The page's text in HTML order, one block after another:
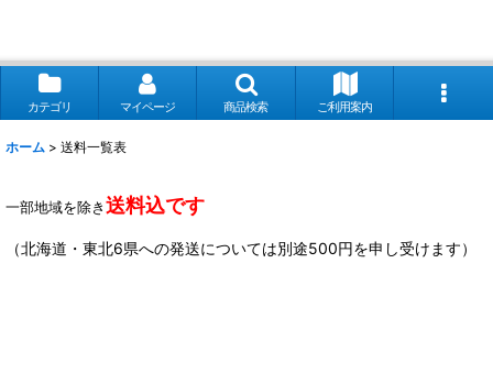
カテゴリ マイページ 商品検索 ご利用案内
ホーム > 送料一覧表
一部地域を除き送料込です
（北海道・東北6県への発送については別途500円を申し受けます）